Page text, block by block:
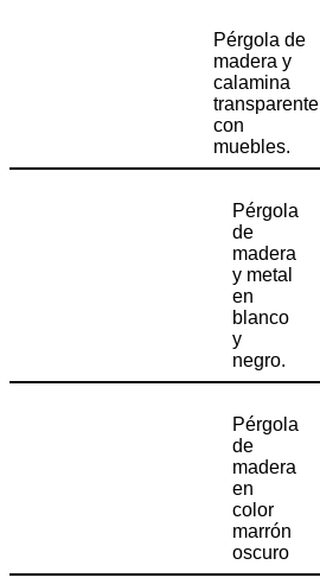
Pérgola de
madera y
calamina
transparente
con
muebles.
Pérgola
de
madera
y metal
en
blanco
y
negro.
Pérgola
de
madera
en
color
marrón
oscuro